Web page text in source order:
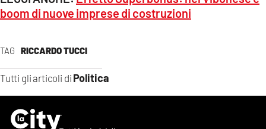
TAG RICCARDO TUCCI
Tutti gli articoli di Politica
boom di nuove imprese di costruzioni